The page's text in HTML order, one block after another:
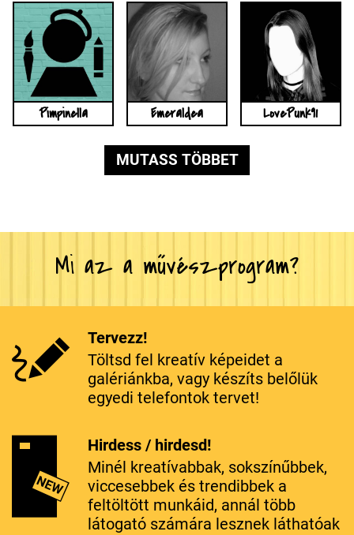
Pimpinella Emeraldea LovePunk91
MUTASS TÖBBET
Mi az a művészprogram?
Tervezz!
Töltsd fel kreatív képeidet a
galériánkba, vagy készíts belőlük
egyedi telefontok tervet!
Hirdess / hirdesd!
Minél kreatívabbak, sokszínűbbek,
viccesebbek és trendibbek a
feltöltött munkáid, annál több
látogató számára lesznek láthatóak